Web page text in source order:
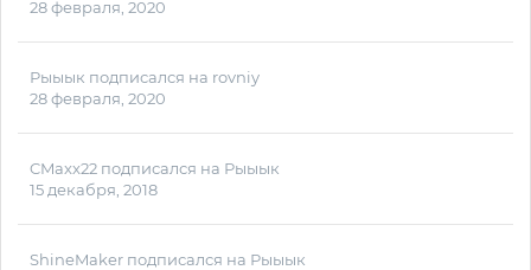
28 февраля, 2020
Рыыык подписался на rovniy
28 февраля, 2020
CMaxx22 подписался на Рыыык
15 декабря, 2018
ShineMaker подписался на Рыыык